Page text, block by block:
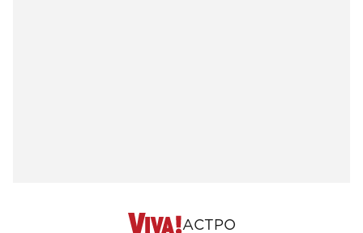
АСТРО